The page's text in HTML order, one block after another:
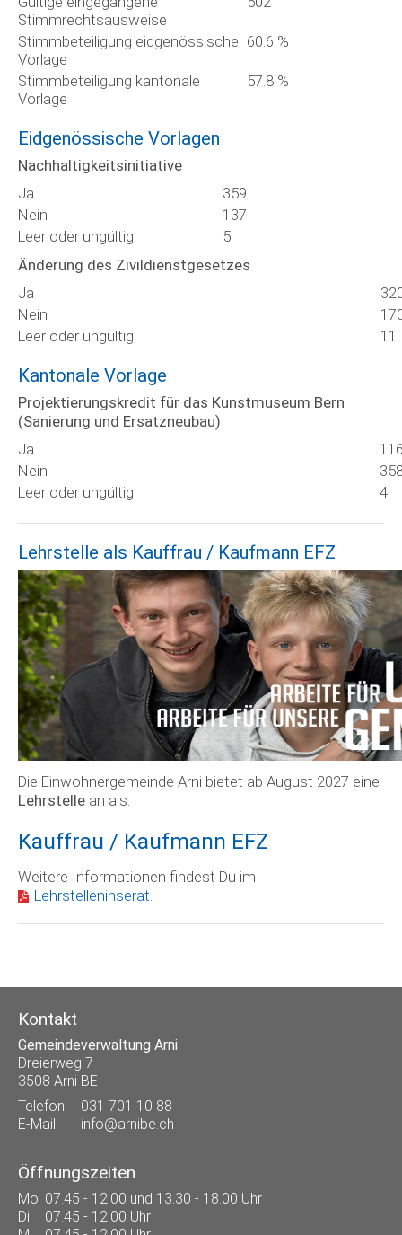
Stimmrechtsausweise
Stimmbeteiligung eidgenössische
Vorlage
60.6 %
Stimmbeteiligung kantonale
Vorlage
57.8 %
Eidgenössische Vorlagen
Nachhaltigkeitsinitiative
Ja
359
Nein
137
Leer oder ungültig
5
Änderung des Zivildienstgesetzes
Ja
Nein
Leer oder ungültig
11
Kantonale Vorlage
Projektierungskredit für das Kunstmuseum Bern
(Sanierung und Ersatzneubau)
Ja
Nein
Leer oder ungültig
4
Lehrstelle als Kauffrau / Kaufmann EFZ
Die Einwohnergemeinde Arni bietet ab August 2027 eine
Lehrstelle an als:
Kauffrau / Kaufmann EFZ
Weitere Informationen findest Du im
Lehrstelleninserat
Kontakt
Gemeindeverwaltung Arni
Dreierweg 7
3508 Arni BE
Telefon
031 701 10 88
E-Mail
info@arnibe.ch
Öffnungszeiten
Mo 07.45 - 12.00 und 13.30 - 18.00 Uhr
Di
07.45 - 12.00 Uhr